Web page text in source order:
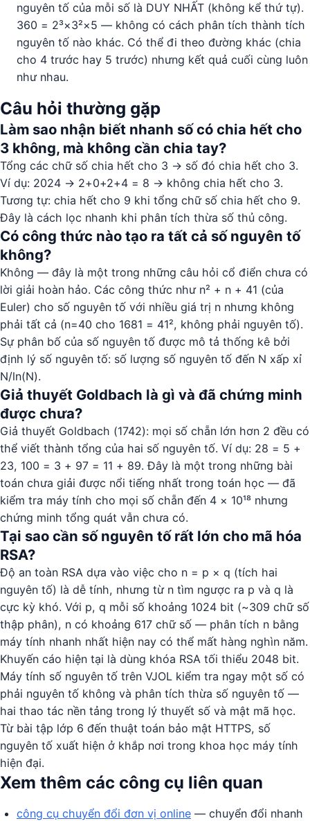
nguyên tố của mỗi số là DUY NHẤT (không kể thứ tự).
360 = 2³×3²×5 — không có cách phân tích thành tích
nguyên tố nào khác. Có thể đi theo đường khác (chia
cho 4 trước hay 5 trước) nhưng kết quả cuối cùng luôn
như nhau.
Câu hỏi thường gặp
Làm sao nhận biết nhanh số có chia hết cho
3 không, mà không cần chia tay?
Tổng các chữ số chia hết cho 3 → số đó chia hết cho 3.
Ví dụ: 2024 → 2+0+2+4 = 8 → không chia hết cho 3.
Tương tự: chia hết cho 9 khi tổng chữ số chia hết cho 9.
Đây là cách lọc nhanh khi phân tích thừa số thủ công.
Có công thức nào tạo ra tất cả số nguyên tố
không?
Không — đây là một trong những câu hỏi cổ điển chưa có
lời giải hoàn hảo. Các công thức như n² + n + 41 (của
Euler) cho số nguyên tố với nhiều giá trị n nhưng không
phải tất cả (n=40 cho 1681 = 41², không phải nguyên tố).
Sự phân bố của số nguyên tố được mô tả thống kê bởi
định lý số nguyên tố: số lượng số nguyên tố đến N xấp xỉ
N/ln(N).
Giả thuyết Goldbach là gì và đã chứng minh
được chưa?
Giả thuyết Goldbach (1742): mọi số chẵn lớn hơn 2 đều có
thể viết thành tổng của hai số nguyên tố. Ví dụ: 28 = 5 +
23, 100 = 3 + 97 = 11 + 89. Đây là một trong những bài
toán chưa giải được nổi tiếng nhất trong toán học — đã
kiểm tra máy tính cho mọi số chẵn đến 4 × 10¹⁸ nhưng
chứng minh tổng quát vẫn chưa có.
Tại sao cần số nguyên tố rất lớn cho mã hóa
RSA?
Độ an toàn RSA dựa vào việc cho n = p × q (tích hai
nguyên tố) là dễ tính, nhưng từ n tìm ngược ra p và q là
cực kỳ khó. Với p, q mỗi số khoảng 1024 bit (~309 chữ số
thập phân), n có khoảng 617 chữ số — phân tích n bằng
máy tính nhanh nhất hiện nay có thể mất hàng nghìn năm.
Khuyến cáo hiện tại là dùng khóa RSA tối thiểu 2048 bit.
Máy tính số nguyên tố trên VJOL kiểm tra ngay một số có
phải nguyên tố không và phân tích thừa số nguyên tố —
hai thao tác nền tảng trong lý thuyết số và mật mã học.
Từ bài tập lớp 6 đến thuật toán bảo mật HTTPS, số
nguyên tố xuất hiện ở khắp nơi trong khoa học máy tính
hiện đại.
Xem thêm các công cụ liên quan
công cụ chuyển đổi đơn vị online — chuyển đổi nhanh